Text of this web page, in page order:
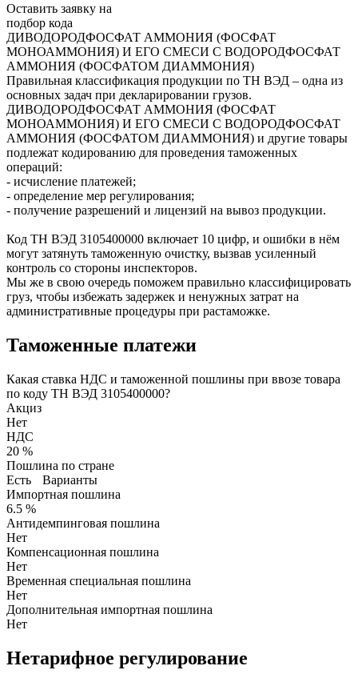
Оставить заявку на
подбор кода
ДИВОДОРОДФОСФАТ АММОНИЯ (ФОСФАТ
МОНОАММОНИЯ) И ЕГО СМЕСИ С ВОДОРОДФОСФАТ
АММОНИЯ (ФОСФАТОМ ДИАММОНИЯ)
Правильная классификация продукции по ТН ВЭД – одна из
основных задач при декларировании грузов.
ДИВОДОРОДФОСФАТ АММОНИЯ (ФОСФАТ
МОНОАММОНИЯ) И ЕГО СМЕСИ С ВОДОРОДФОСФАТ
АММОНИЯ (ФОСФАТОМ ДИАММОНИЯ) и другие товары
подлежат кодированию для проведения таможенных
операций:
- исчисление платежей;
- определение мер регулирования;
- получение разрешений и лицензий на вывоз продукции.
Код ТН ВЭД 3105400000 включает 10 цифр, и ошибки в нём
могут затянуть таможенную очистку, вызвав усиленный
контроль со стороны инспекторов.
Мы же в свою очередь поможем правильно классифицировать
груз, чтобы избежать задержек и ненужных затрат на
административные процедуры при растаможке.
Таможенные платежи
Какая ставка НДС и таможенной пошлины при ввозе товара
по коду ТН ВЭД 3105400000?
Акциз
Нет
НДС
20 %
Пошлина по стране
Есть
Варианты
Импортная пошлина
6.5 %
Антидемпинговая пошлина
Нет
Компенсационная пошлина
Нет
Временная специальная пошлина
Нет
Дополнительная импортная пошлина
Нет
Нетарифное регулирование